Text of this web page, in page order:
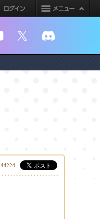
ログイン
YouTube
44224